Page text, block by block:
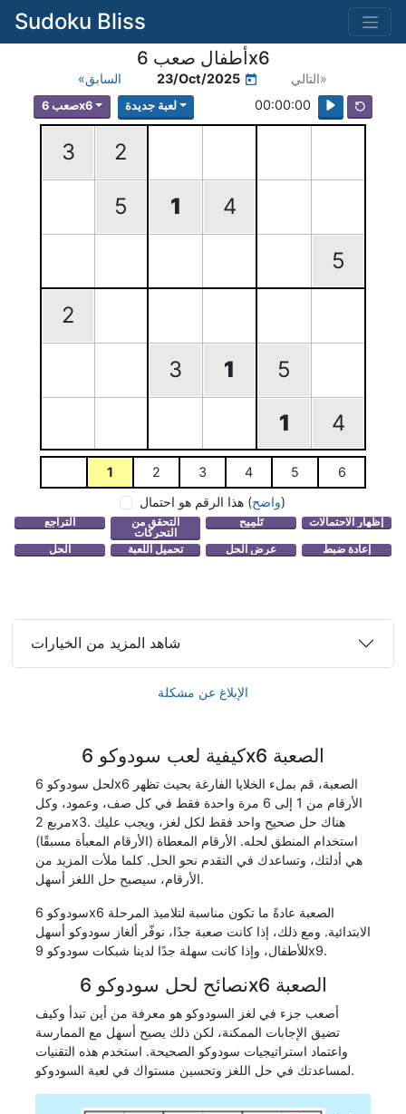
Sudoku Bliss
أطفال صعب 6x6
«السابق 23/Oct/2025 التالي»
صعب 6x6 لعبة جديدة 00:00:00
3 2
5 1 4
5
2
3 1 5
1 4
1 2 3 4 5
6
هذا الرقم هو احتمال (واضح)
شاهد المزيد من الخيارات
الإبلاغ عن مشكلة
كيفية لعب سودوكو 6x6 الصعبة
لحل سودوكو 6x6 الصعبة، قم بملء الخلايا الفارغة بحيث تظهر
الأرقام من 1 إلى 6 مرة واحدة فقط في كل صف، وعمود، وكل
مربع 2x3. هناك حل صحيح واحد فقط لكل لغز، ويجب عليك
استخدام المنطق لحله. الأرقام المعطاة (الأرقام المعبأة مسبقًا)
هي أدلتك، وتساعدك في التقدم نحو الحل. كلما ملأت المزيد من
الأرقام، سيصبح حل اللغز أسهل.
سودوكو 6x6 الصعبة عادةً ما تكون مناسبة لتلاميذ المرحلة
الابتدائية. ومع ذلك، إذا كانت صعبة جدًا، نوفّر ألغاز سودوكو أسهل
للأطفال، وإذا كانت سهلة جدًا لدينا شبكات سودوكو 9x9.
نصائح لحل سودوكو 6x6 الصعبة
أصعب جزء في لغز السودوكو هو معرفة من أين تبدأ وكيف
تضيق الإجابات الممكنة، لكن ذلك يصبح أسهل مع الممارسة
واعتماد استراتيجيات سودوكو الصحيحة. استخدم هذه التقنيات
لمساعدتك في حل اللغز وتحسين مستواك في لعبة السودوكو.